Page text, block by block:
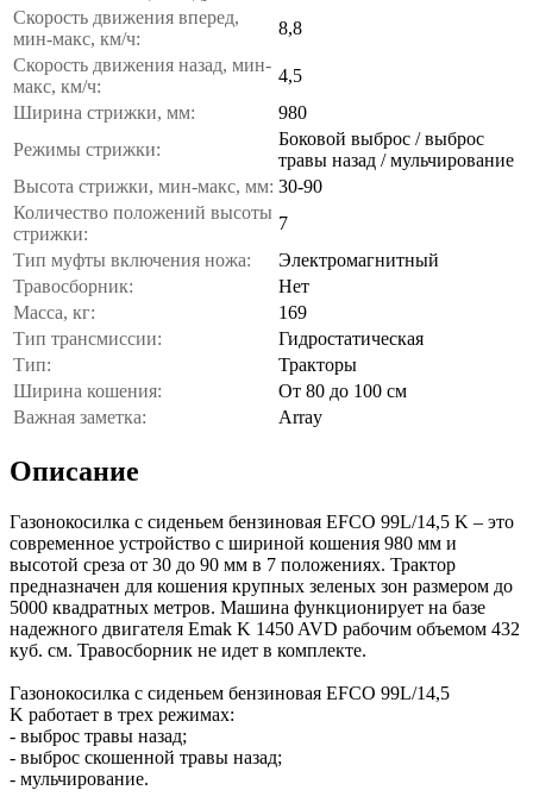
Скорость движения вперед,
мин-макс, км/ч:
8,8
Скорость движения назад, мин-
макс, км/ч:
4,5
Ширина стрижки, мм:
980
Режимы стрижки:
Боковой выброс / выброс
травы назад / мульчирование
Высота стрижки, мин-макс, мм: 30-90
Количество положений высоты
стрижки:
7
Тип муфты включения ножа:
Электромагнитный
Травосборник:
Нет
Масса, кг:
169
Тип трансмиссии:
Гидростатическая
Тип:
Тракторы
Ширина кошения:
От 80 до 100 см
Важная заметка:
Array
Описание
Газонокосилка с сиденьем бензиновая EFCO 99L/14,5 K – это
современное устройство с шириной кошения 980 мм и
высотой среза от 30 до 90 мм в 7 положениях. Трактор
предназначен для кошения крупных зеленых зон размером до
5000 квадратных метров. Машина функционирует на базе
надежного двигателя Emak K 1450 AVD рабочим объемом 432
куб. см. Травосборник не идет в комплекте.
Газонокосилка с сиденьем бензиновая EFCO 99L/14,5
K работает в трех режимах:
- выброс травы назад;
- выброс скошенной травы назад;
- мульчирование.